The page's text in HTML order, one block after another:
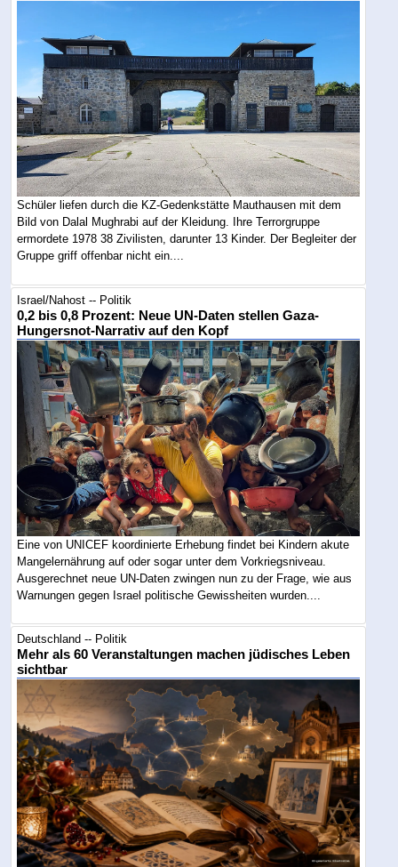
Schüler liefen durch die KZ-Gedenkstätte Mauthausen mit dem
Bild von Dalal Mughrabi auf der Kleidung. Ihre Terrorgruppe
ermordete 1978 38 Zivilisten, darunter 13 Kinder. Der Begleiter der
Gruppe griff offenbar nicht ein....
Israel/Nahost -- Politik
0,2 bis 0,8 Prozent: Neue UN-Daten stellen Gaza-
Hungersnot-Narrativ auf den Kopf
Eine von UNICEF koordinierte Erhebung findet bei Kindern akute
Mangelernährung auf oder sogar unter dem Vorkriegsniveau.
Ausgerechnet neue UN-Daten zwingen nun zu der Frage, wie aus
Warnungen gegen Israel politische Gewissheiten wurden....
Deutschland -- Politik
Mehr als 60 Veranstaltungen machen jüdisches Leben
sichtbar